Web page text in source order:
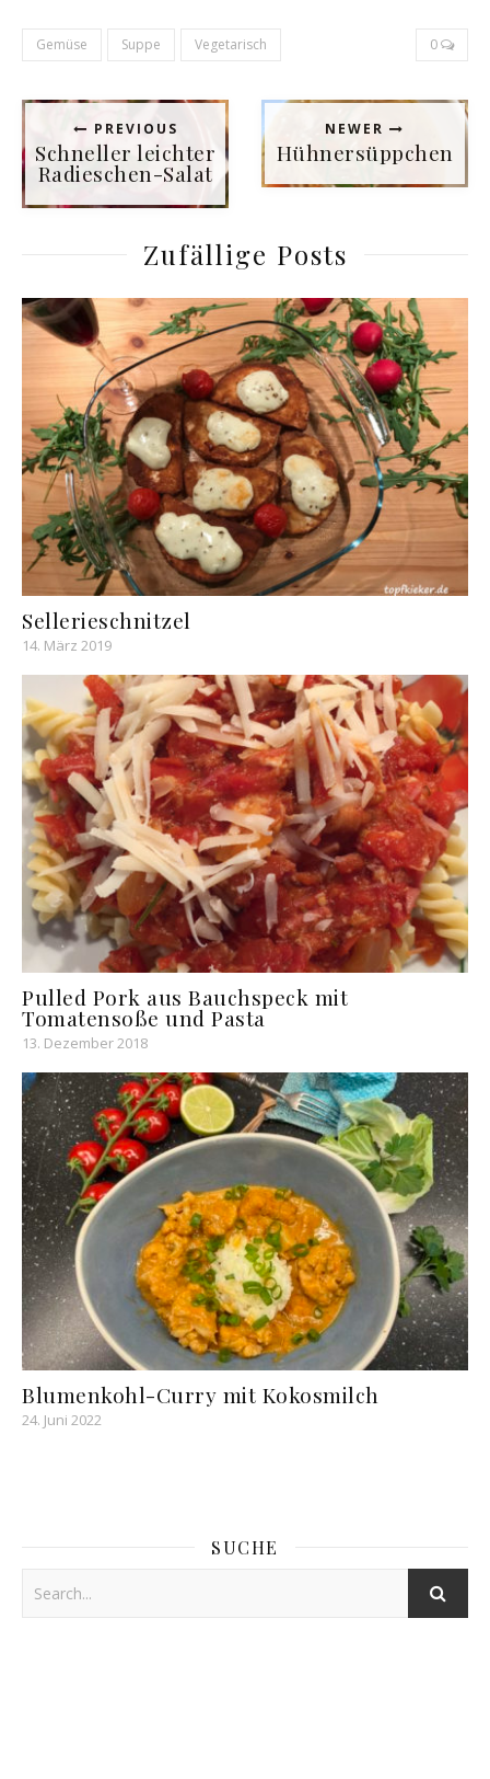
Gemüse Suppe Vegetarisch 0
PREVIOUS
Schneller leichter
Radieschen-Salat
NEWER
Hühnersüppchen
Zufällige Posts
Sellerieschnitzel
14. März 2019
Pulled Pork aus Bauchspeck mit
Tomatensoße und Pasta
13. Dezember 2018
Blumenkohl-Curry mit Kokosmilch
24. Juni 2022
SUCHE